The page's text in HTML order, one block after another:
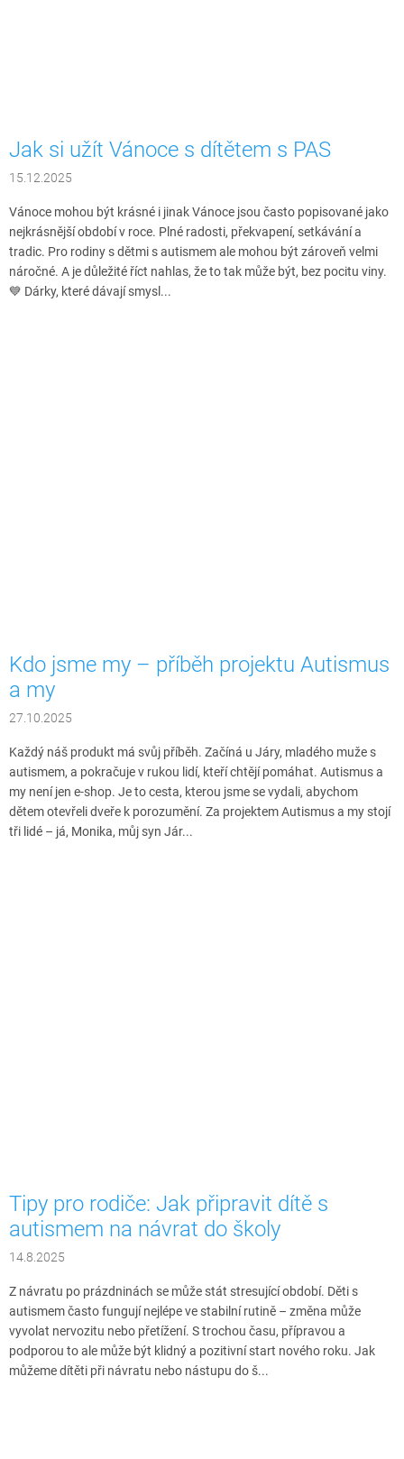
Jak si užít Vánoce s dítětem s PAS
15.12.2025
Vánoce mohou být krásné i jinak Vánoce jsou často popisované jako
nejkrásnější období v roce. Plné radosti, překvapení, setkávání a
tradic. Pro rodiny s dětmi s autismem ale mohou být zároveň velmi
náročné. A je důležité říct nahlas, že to tak může být, bez pocitu viny.
💙 Dárky, které dávají smysl...
Kdo jsme my – příběh projektu Autismus
a my
27.10.2025
Každý náš produkt má svůj příběh. Začíná u Járy, mladého muže s
autismem, a pokračuje v rukou lidí, kteří chtějí pomáhat. Autismus a
my není jen e-shop. Je to cesta, kterou jsme se vydali, abychom
dětem otevřeli dveře k porozumění. Za projektem Autismus a my stojí
tři lidé – já, Monika, můj syn Jár...
Tipy pro rodiče: Jak připravit dítě s
autismem na návrat do školy
14.8.2025
Z návratu po prázdninách se může stát stresující období. Děti s
autismem často fungují nejlépe ve stabilní rutině – změna může
vyvolat nervozitu nebo přetížení. S trochou času, přípravou a
podporou to ale může být klidný a pozitivní start nového roku. Jak
můžeme dítěti při návratu nebo nástupu do š...